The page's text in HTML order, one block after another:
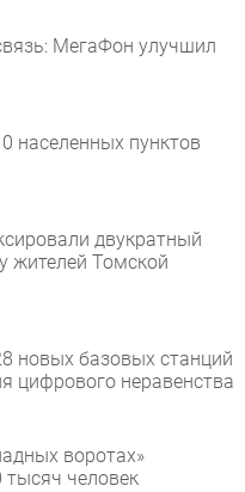
МегаФон улучшил
населенных пунктов
двукратный
жителей Томской
новых базовых станций
цифрового неравенства
воротах»
тысяч человек